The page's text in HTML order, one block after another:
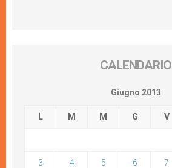
CALENDARIO
Giugno 2013
L M M G V
3 4 5 6 7